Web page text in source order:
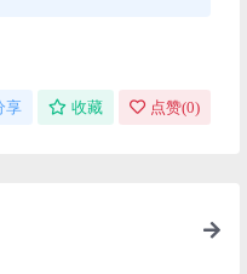
享 收藏 点赞(0)